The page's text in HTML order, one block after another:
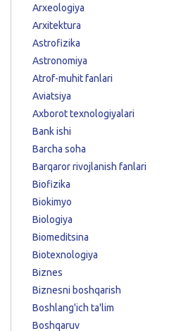
Arxeologiya
Arxitektura
Astrofizika
Astronomiya
Atrof-muhit fanlari
Aviatsiya
Axborot texnologiyalari
Bank ishi
Barcha soha
Barqaror rivojlanish fanlari
Biofizika
Biokimyo
Biologiya
Biomeditsina
Biotexnologiya
Biznes
Biznesni boshqarish
Boshlang'ich ta'lim
Boshqaruv